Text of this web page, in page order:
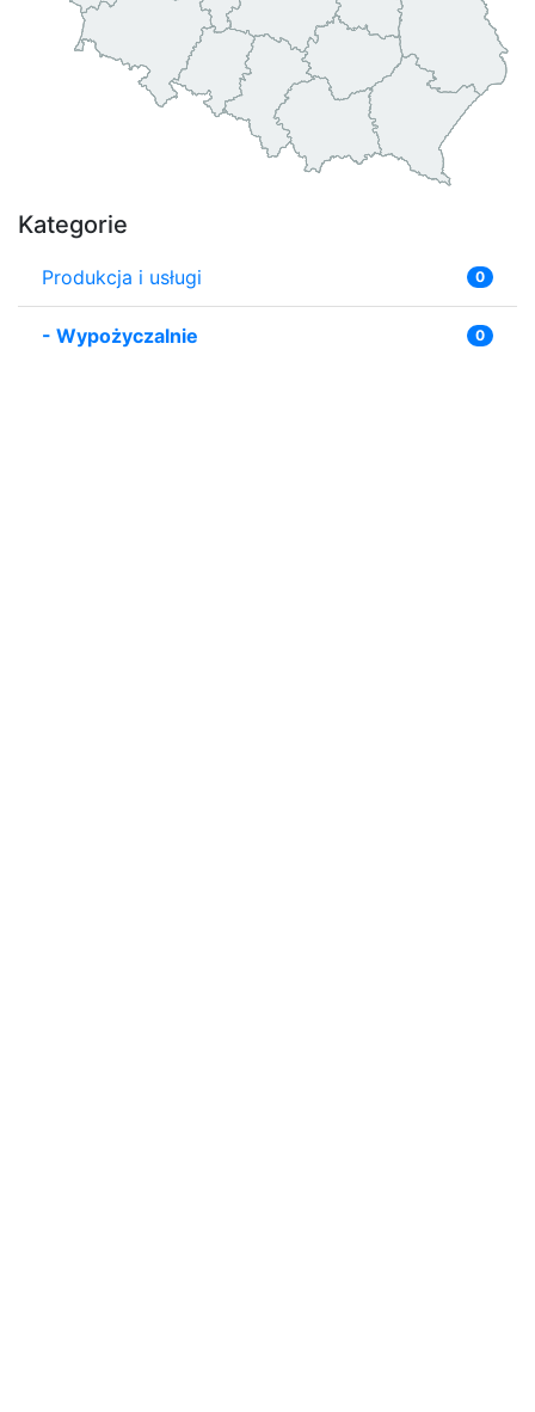
Kategorie
Produkcja i usługi 0
- Wypożyczalnie 0